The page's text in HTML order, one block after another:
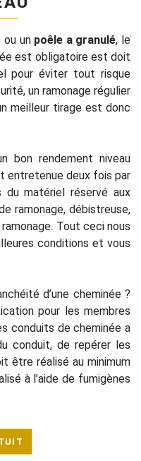
ou un poêle a granulé, le
est obligatoire est doit
pour éviter tout risque
un ramonage régulier
meilleur tirage est donc
bon rendement niveau
entretenue deux fois par
du matériel réservé aux
ramonage, débistreuse,
Tout ceci nous
conditions et vous
d’une cheminée ?
pour les membres
conduits de cheminée a
conduit, de repérer les
être réalisé au minimum
à l’aide de fumigènes